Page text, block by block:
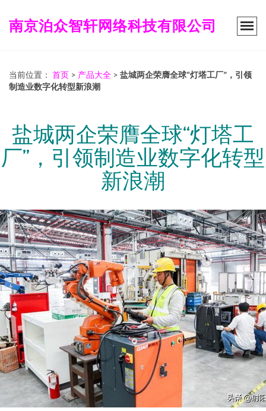
南京泊众智轩网络科技有限公司
当前位置： 首页 > 产品大全 > 盐城两企荣膺全球“灯塔工厂”，引领
制造业数字化转型新浪潮
盐城两企荣膺全球“灯塔工
厂”，引领制造业数字化转型
新浪潮